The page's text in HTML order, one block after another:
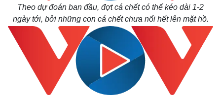
Theo dự đoán ban đầu, đợt cá chết có thể kéo dài 1-2
ngày tới, bởi những con cá chết chưa nổi hết lên mặt hồ.